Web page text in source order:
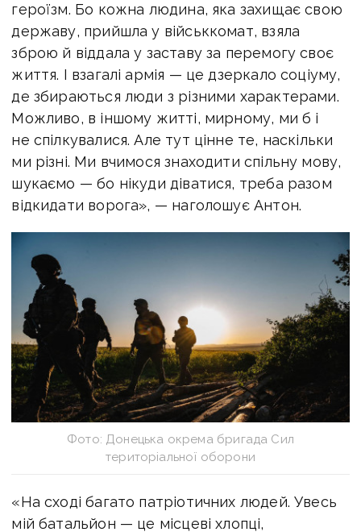
героїзм. Бо кожна людина, яка захищає свою
державу, прийшла у військкомат, взяла
зброю й віддала у заставу за перемогу своє
життя. І взагалі армія — це дзеркало соціуму,
де збираються люди з різними характерами.
Можливо, в іншому житті, мирному, ми б і
не спілкувалися. Але тут цінне те, наскільки
ми різні. Ми вчимося знаходити спільну мову,
шукаємо — бо нікуди діватися, треба разом
відкидати ворога», — наголошує Антон.
Фото: Донецька окрема бригада Сил
територіальної оборони
«На сході багато патріотичних людей. Увесь
мій батальйон — це місцеві хлопці,